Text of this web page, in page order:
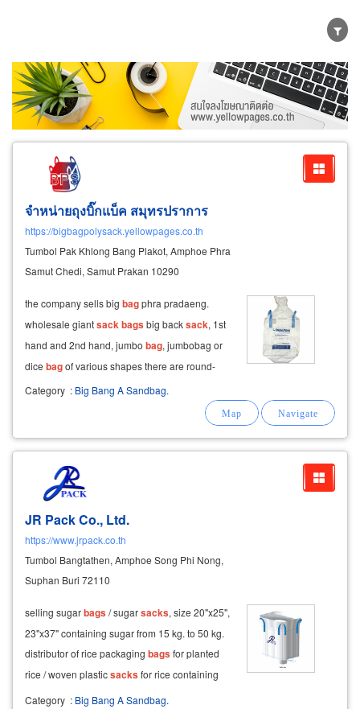
Wholesale Retail Manufacturer
Dealer
Exporter/Importer
Service Business
จำหน่ายถุงบิ๊กแบ็ค สมุทรปราการ
https://bigbagpolysack.yellowpages.co.th
Tumbol Pak Khlong Bang Plakot, Amphoe Phra
Samut Chedi, Samut Prakan 10290
​the company sells big bagphra pradaeng.
wholesale giantsack bagsbig backsack, 1st
hand and 2nd hand, jumbo bag, jumbobag or
dice bagof various shapes there are round-
squaresacks, 2-ears-4-earssacks
sacks
bags
Category : Big Bang A Sandbag.
JR Pack Co., Ltd.
https://www.jrpack.co.th
Tumbol Bangtathen, Amphoe Song Phi Nong,
Suphan Buri 72110
selling sugarbags/ sugarsacks, size 20"x25",
23"x37" containing sugar from 15 kg. to 50 kg.
distributor of rice packaging bagsfor planted
rice / woven plasticsacksfor rice containing
10 kg. to 50 kg. selling rice
bags
Category : Big Bang A Sandbag.